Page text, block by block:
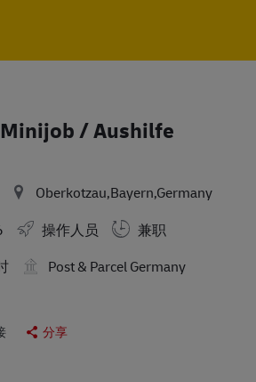
/ Aushilfe
Oberkotzau,Bayern,Germany
操作人员
兼职
Post & Parcel Germany
分享